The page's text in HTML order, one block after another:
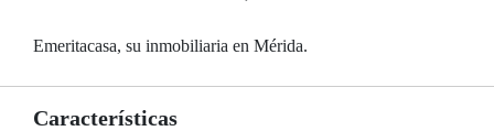
Emeritacasa, su inmobiliaria en Mérida.
Características